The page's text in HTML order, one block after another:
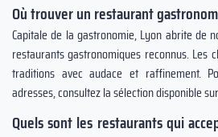
Où trouver un restaurant
Capitale de la gastronomie, Lyon abrite de
restaurants gastronomiques reconnus. Les
traditions avec audace et raffinement.
adresses, consultez la sélection disponible
Quels sont les restaurants qui